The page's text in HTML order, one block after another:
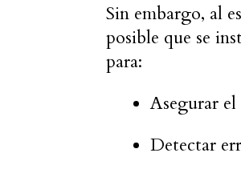
Sin embargo, al
posible que se
para:
Asegurar
Detectar